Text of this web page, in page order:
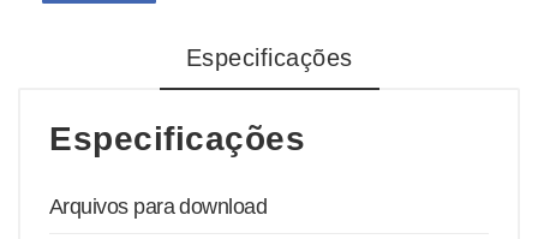
Especificações
Especificações
Arquivos para download